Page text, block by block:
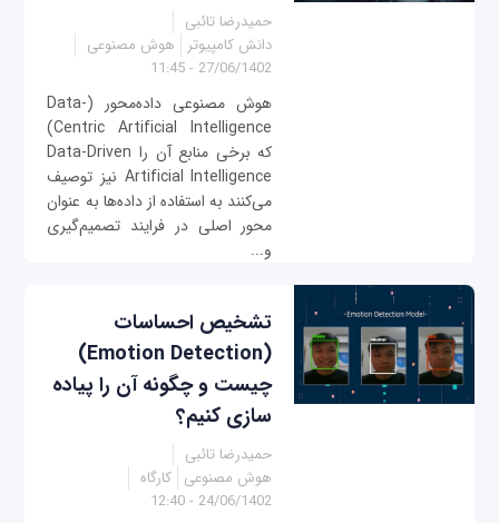
حمیدرضا تائبی
دانش کامپیوتر
هوش مصنوعی
27/06/1402 - 11:45
هوش مصنوعی داده‌محور (Data-
Centric Artificial Intelligence)
که برخی منابع آن‌ را Data-Driven
Artificial Intelligence نیز توصیف
می‌کنند به استفاده از داده‌ها به عنوان
محور اصلی در فرایند تصمیم‌گیری
و...
تشخیص احساسات
(Emotion Detection)
چیست و چگونه آن را پیاده
سازی کنیم؟
حمیدرضا تائبی
هوش مصنوعی کارگاه
24/06/1402 - 12:40